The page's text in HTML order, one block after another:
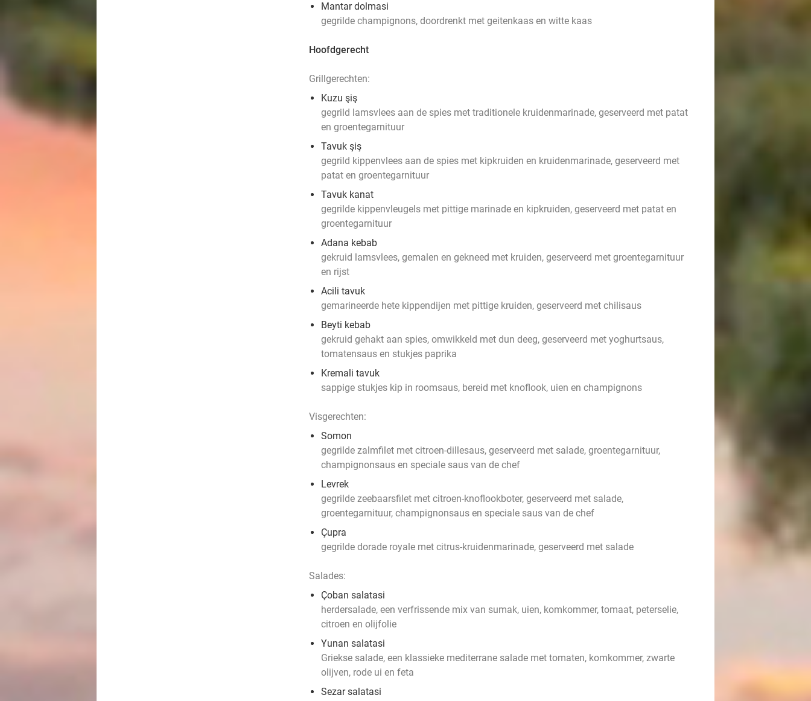
Mantar dolmasi
gegrilde champignons, doordrenkt met geitenkaas en witte kaas
Hoofdgerecht
Grillgerechten:
Kuzu şiş
gegrild lamsvlees aan de spies met traditionele kruidenmarinade, geserveerd met patat
en groentegarnituur
Tavuk şiş
gegrild kippenvlees aan de spies met kipkruiden en kruidenmarinade, geserveerd met
patat en groentegarnituur
Tavuk kanat
gegrilde kippenvleugels met pittige marinade en kipkruiden, geserveerd met patat en
groentegarnituur
Adana kebab
gekruid lamsvlees, gemalen en gekneed met kruiden, geserveerd met groentegarnituur
en rijst
Acili tavuk
gemarineerde hete kippendijen met pittige kruiden, geserveerd met chilisaus
Beyti kebab
gekruid gehakt aan spies, omwikkeld met dun deeg, geserveerd met yoghurtsaus,
tomatensaus en stukjes paprika
Kremali tavuk
sappige stukjes kip in roomsaus, bereid met knoflook, uien en champignons
Visgerechten:
Somon
gegrilde zalmfilet met citroen-dillesaus, geserveerd met salade, groentegarnituur,
champignonsaus en speciale saus van de chef
Levrek
gegrilde zeebaarsfilet met citroen-knoflookboter, geserveerd met salade,
groentegarnituur, champignonsaus en speciale saus van de chef
Çupra
gegrilde dorade royale met citrus-kruidenmarinade, geserveerd met salade
Salades:
Çoban salatasi
herdersalade, een verfrissende mix van sumak, uien, komkommer, tomaat, peterselie,
citroen en olijfolie
Yunan salatasi
Griekse salade, een klassieke mediterrane salade met tomaten, komkommer, zwarte
olijven, rode ui en feta
Sezar salatasi